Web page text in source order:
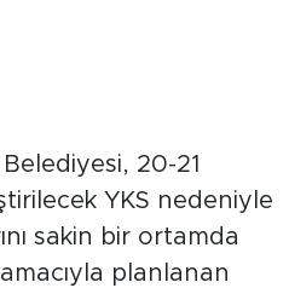
20-21
YKS nedeniyle
sakin bir ortamda
planlanan